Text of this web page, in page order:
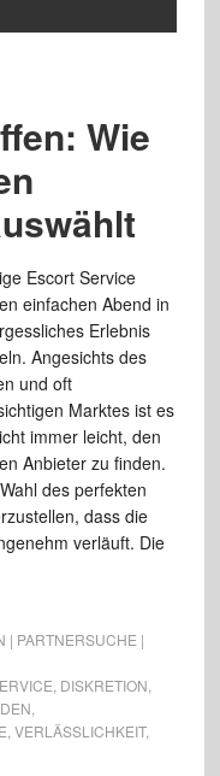
Wie
Escort Service
einfachen Abend in
Erlebnis
Angesichts des
und oft
Marktes ist es
immer leicht, den
Anbieter zu finden.
des perfekten
dass die
verläuft. Die
| PARTNERSUCHE |
DISKRETION
VERLÄSSLICHKEIT,